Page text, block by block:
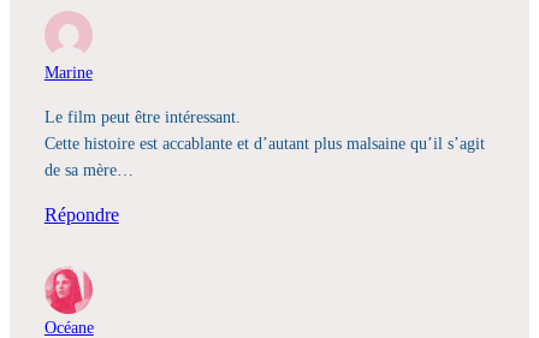
Marine
Le film peut être intéressant.
Cette histoire est accablante et d’autant plus malsaine qu’il s’agit
de sa mère…
Répondre
Océane